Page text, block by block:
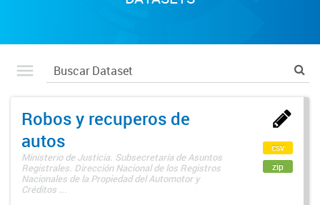
Robos y recuperos de
autos
Ministerio de Justicia. Subsecretaría de Asuntos
Registrales. Dirección Nacional de los Registros
Nacionales de la Propiedad del Automotor y
Créditos ...
csv
zip